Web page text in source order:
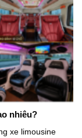
nhiêu?
xe limousine